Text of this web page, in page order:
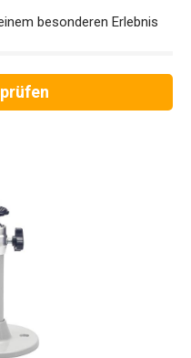
besonderen Erlebnis